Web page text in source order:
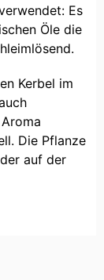
Es
Öle die
Kerbel im
Die Pflanze
auf der